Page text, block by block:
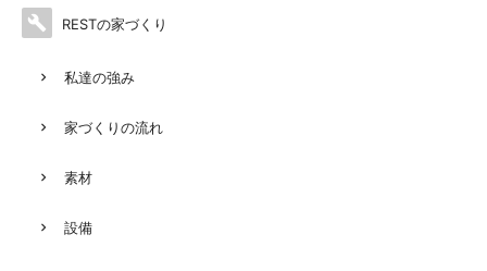
 RESTの家づくり
私達の強み
家づくりの流れ
素材
設備